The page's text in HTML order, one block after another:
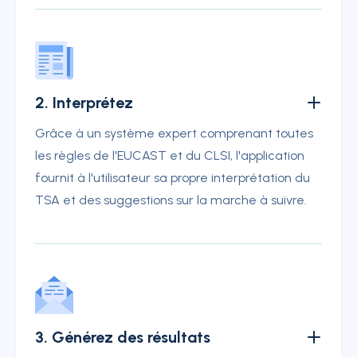
2. Interprétez
Grâce à un système expert comprenant toutes
les règles de l'EUCAST et du CLSI, l'application
fournit à l'utilisateur sa propre interprétation du
TSA et des suggestions sur la marche à suivre.
3. Générez des résultats